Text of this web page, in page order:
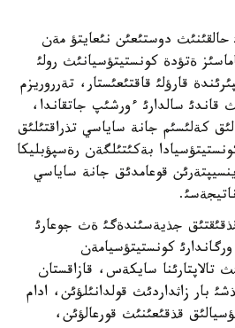
دوستئعئن نئعايتؤ مةن
ةتؤدة كونستيتؤسيانئث رولئ
قارؤلئ قاقتئعئستار، تةرروريزم
سالدارئ ءورشئپ جاتقاندا،
كةلئسئم جانة ساياسي تذراقتئلئق
بةكئتئلگةن رةسپؤبليكا
قوعامدئق جانة ساياسي
جذيةسئندةگئ ةث جوعارئ
كونستيتؤسيامةن
تالاپتارئنا سايكةس، قازاقستان
بار زاثداردئث قولدانئلؤئن، ادام
قذقئعئنئث قورعالؤئن،